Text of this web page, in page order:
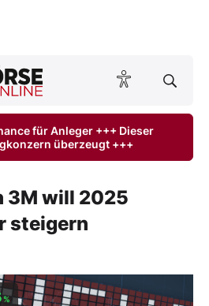
BÖRSE ONLINE lesen
für Anleger +++ Dieser
überzeugt +++
3M will 2025
steigern
%